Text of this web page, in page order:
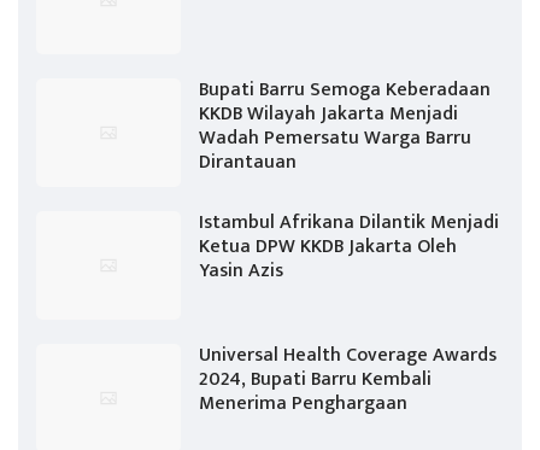
Bupati Barru Semoga Keberadaan
KKDB Wilayah Jakarta Menjadi
Wadah Pemersatu Warga Barru
Dirantauan
Istambul Afrikana Dilantik Menjadi
Ketua DPW KKDB Jakarta Oleh
Yasin Azis
Universal Health Coverage Awards
2024, Bupati Barru Kembali
Menerima Penghargaan